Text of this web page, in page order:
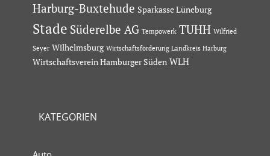
Harburg-Buxtehude Sparkasse Lüneburg
Stade Süderelbe AG Tempowerk TUHH Wilfried
Seyer Wilhelmsburg Wirtschaftsförderung Landkreis Harburg
Wirtschaftsverein Hamburger Süden WLH
KATEGORIEN